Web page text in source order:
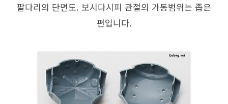
팔다리의 단면도. 보시다시피 관절의 가동범위는 좁은
편입니다.